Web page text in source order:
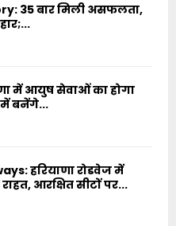
35 बार मिली असफलता,
में आयुष सेवाओं का होगा
में बनेंगे...
हरियाणा रोडवेज में
राहत, आरक्षित सीटों पर...